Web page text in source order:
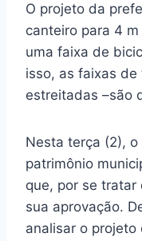
O projeto da
canteiro para 4
uma faixa de
isso, as faixas
estreitadas –são
Nesta terça (2),
patrimônio
que, por se tratar
sua aprovação.
analisar o